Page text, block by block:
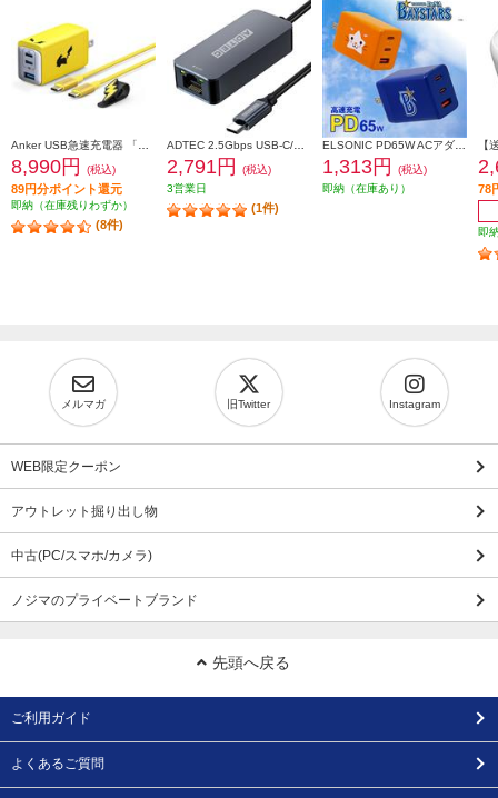
8,990円 (税込)
89円分ポイント還元
即納（在庫残りわずか）
(8件)
2,791円
(税込)
3営業日
(1件)
1,313円
(税込)
即納（在庫あり）
78
即
メルマガ 旧Twitter Instagram
WEB限定クーポン
アウトレット掘り出し物
中古(PC/スマホ/カメラ)
ノジマのプライベートブランド
先頭へ戻る
ご利用ガイド
よくあるご質問